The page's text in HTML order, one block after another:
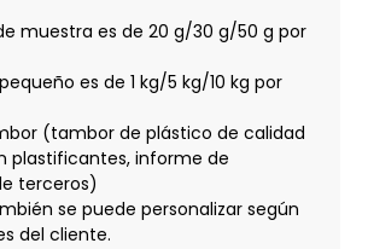
muestra es de 20 g/30 g/50 g por
es de 1 kg/5 kg/10 kg por
(tambor de plástico de calidad
plastificantes, informe de
terceros)
se puede personalizar según
del cliente.